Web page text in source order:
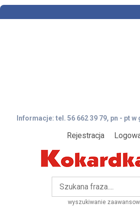
Informacje: tel. 56 662 39 79, pn - pt
Rejestracja
wyszukiwanie